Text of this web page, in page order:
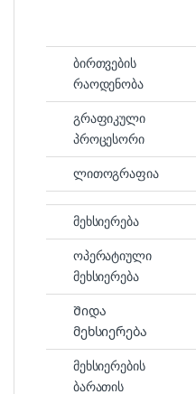
ბირთვების
რაოდენობა
გრაფიკული
პროცესორი
ლითოგრაფია
მეხსიერება
ოპერატიული
მეხსიერება
Შიდა
მეხსიერება
მეხსიერების
ბარათის